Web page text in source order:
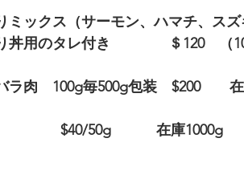
ミックス（サーモン、ハマチ、スズ
丼用のタレ付き　　　　＄120　（
ラ肉　100g毎500g包装　$200　　
　　　  $40/50g    　　在庫1000g